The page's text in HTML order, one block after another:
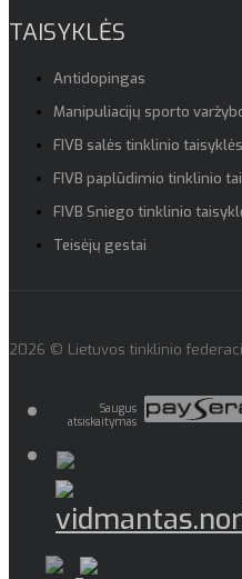
TAISYKLĖS
Antidopingas
Manipuliacijų sporto
FIVB salės tinklinio taisyklės
FIVB paplūdimio tinklinio
FIVB Sniego tinklinio
Teisėjų gestai
2026 © Lietuvos tinklinio
Saugus
atsiskaitymas